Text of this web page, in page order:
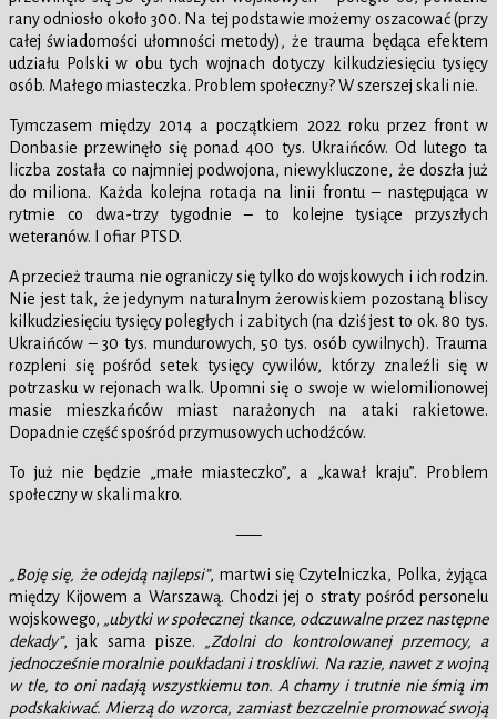
rany odniosło około 300. Na tej podstawie możemy oszacować (przy
całej świadomości ułomności metody), że trauma będąca efektem
udziału Polski w obu tych wojnach dotyczy kilkudziesięciu tysięcy
osób. Małego miasteczka. Problem społeczny? W szerszej skali nie.
Tymczasem między 2014 a początkiem 2022 roku przez front w
Donbasie przewinęło się ponad 400 tys. Ukraińców. Od lutego ta
liczba została co najmniej podwojona, niewykluczone, że doszła już
do miliona. Każda kolejna rotacja na linii frontu – następująca w
rytmie co dwa-trzy tygodnie – to kolejne tysiące przyszłych
weteranów. I ofiar PTSD.
A przecież trauma nie ograniczy się tylko do wojskowych i ich rodzin.
Nie jest tak, że jedynym naturalnym żerowiskiem pozostaną bliscy
kilkudziesięciu tysięcy poległych i zabitych (na dziś jest to ok. 80 tys.
Ukraińców – 30 tys. mundurowych, 50 tys. osób cywilnych). Trauma
rozpleni się pośród setek tysięcy cywilów, którzy znaleźli się w
potrzasku w rejonach walk. Upomni się o swoje w wielomilionowej
masie mieszkańców miast narażonych na ataki rakietowe.
Dopadnie część spośród przymusowych uchodźców.
To już nie będzie „małe miasteczko”, a „kawał kraju”. Problem
społeczny w skali makro.
—–
„Boję się, że odejdą najlepsi”, martwi się Czytelniczka, Polka, żyjąca
między Kijowem a Warszawą. Chodzi jej o straty pośród personelu
wojskowego, „ubytki w społecznej tkance, odczuwalne przez następne
dekady”, jak sama pisze.
„Zdolni do kontrolowanej przemocy, a
jednocześnie moralnie poukładani i troskliwi. Na razie, nawet z wojną
w tle, to oni nadają wszystkiemu ton. A chamy i trutnie nie śmią im
podskakiwać. Mierzą do wzorca, zamiast bezczelnie promować swoją